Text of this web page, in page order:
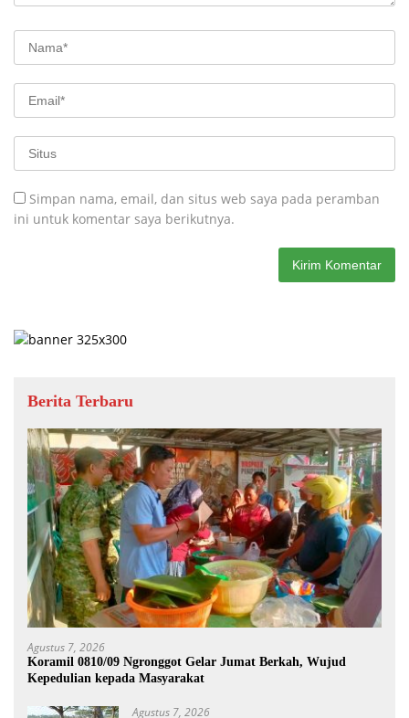
Simpan nama, email, dan situs web saya pada peramban
ini untuk komentar saya berikutnya.
Berita Terbaru
Agustus 7, 2026
Koramil 0810/09 Ngronggot Gelar Jumat Berkah, Wujud
Kepedulian kepada Masyarakat
Agustus 7, 2026